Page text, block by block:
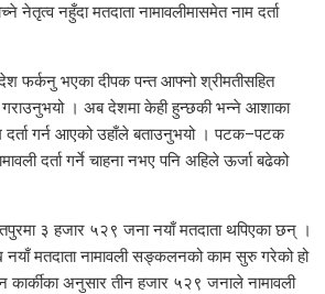
नेतृत्व नहुँदा मतदाता नामावलीमासमेत नाम दर्ता
फर्कनु भएका दीपक पन्त आफ्नो श्रीमतीसहित
गराउनुभयो । अब देशमा केही हुन्छकी भन्ने आशाका
दर्ता गर्न आएको उहाँले बताउनुभयो । पटक–पटक
दर्ता गर्ने चाहना नभए पनि अहिले ऊर्जा बढेको
३ हजार ५२९ जना नयाँ मतदाता थपिएका छन् ।
मतदाता नामावली सङ्कलनको काम सुरु गरेको हो
कार्कीका अनुसार तीन हजार ५२९ जनाले नामावली